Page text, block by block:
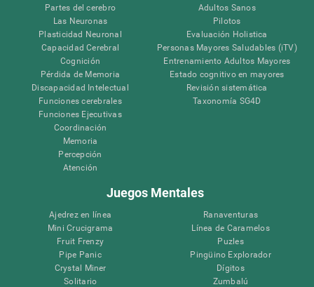
Partes del cerebro
Las Neuronas
Plasticidad Neuronal
Capacidad Cerebral
Cognición
Pérdida de Memoria
Discapacidad Intelectual
Funciones cerebrales
Funciones Ejecutivas
Coordinación
Memoria
Percepción
Atención
Adultos Sanos
Pilotos
Evaluación Holistica
Personas Mayores Saludables (iTV)
Entrenamiento Adultos Mayores
Estado cognitivo en mayores
Revisión sistemática
Taxonomía SG4D
Juegos Mentales
Ajedrez en línea
Mini Crucigrama
Fruit Frenzy
Pipe Panic
Crystal Miner
Solitario
Ranaventuras
Línea de Caramelos
Puzles
Pingüino Explorador
Dígitos
Zumbalú